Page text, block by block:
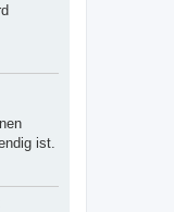
ist.